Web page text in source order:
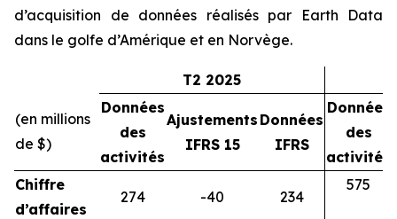
d’acquisition de données réalisés par Earth Data
dans le golfe d’Amérique et en Norvège.
T2 2025
(en millions
de $)
Données
des
activités
Ajustements
IFRS 15
Données
IFRS
Données
des
activités
Chiffre
d’affaires
274 -40 234
575